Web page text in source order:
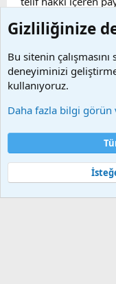
kaldırılacaktır.
alınmaktadır. Telif
Videoların hiç biri
Şartlar ve
Ana sayfa
Community platform by
Bu forum XenGenTr © 2014
Gizliliğinize
Bu sitenin
deneyiminizi
kullanıyoruz.
Daha fazla bilgi görün